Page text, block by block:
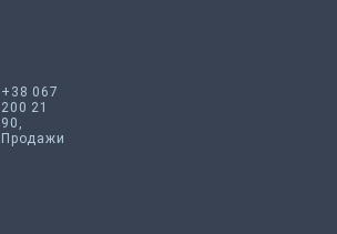
+38 067
200 21
90,
Продажи